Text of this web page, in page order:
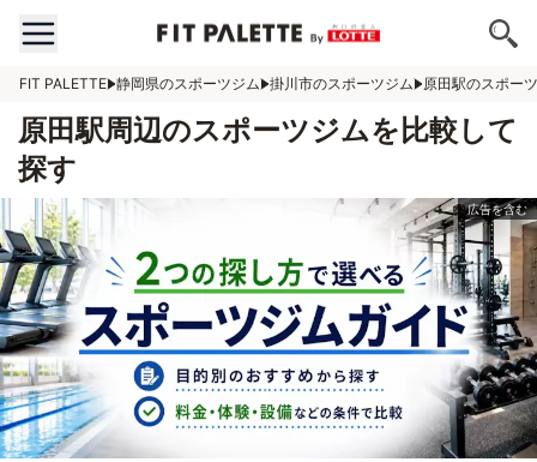
FIT PALETTE 静岡県のスポーツジム 掛川市のスポーツジム 原田駅のスポー
原田駅周辺のスポーツジムを比較して
探す